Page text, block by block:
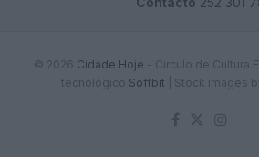
© 2026 Cidade Hoje - Circulo de Cultura
tecnológico Softbit Stock images by